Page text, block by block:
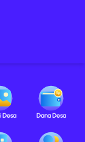
Desa Dana Desa